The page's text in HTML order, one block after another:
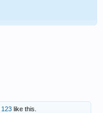
123 like this.